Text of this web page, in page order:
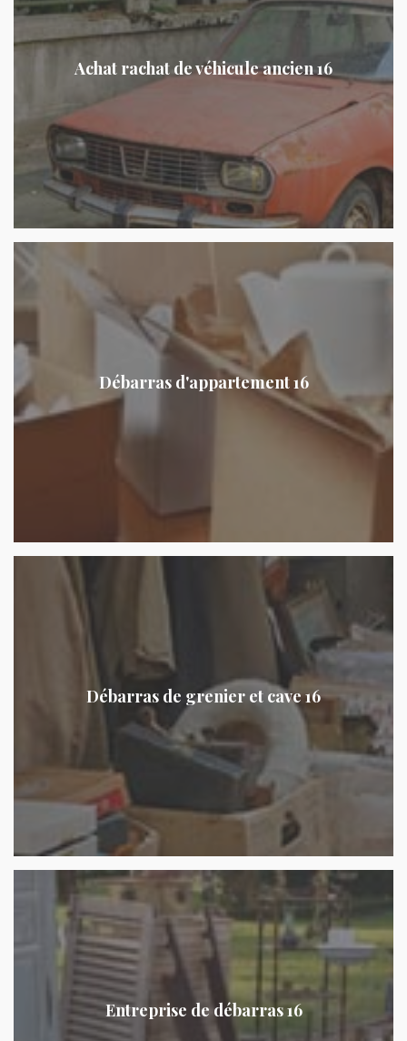
Achat rachat de véhicule ancien 16
Débarras d'appartement 16
Débarras de grenier et cave 16
Entreprise de débarras 16